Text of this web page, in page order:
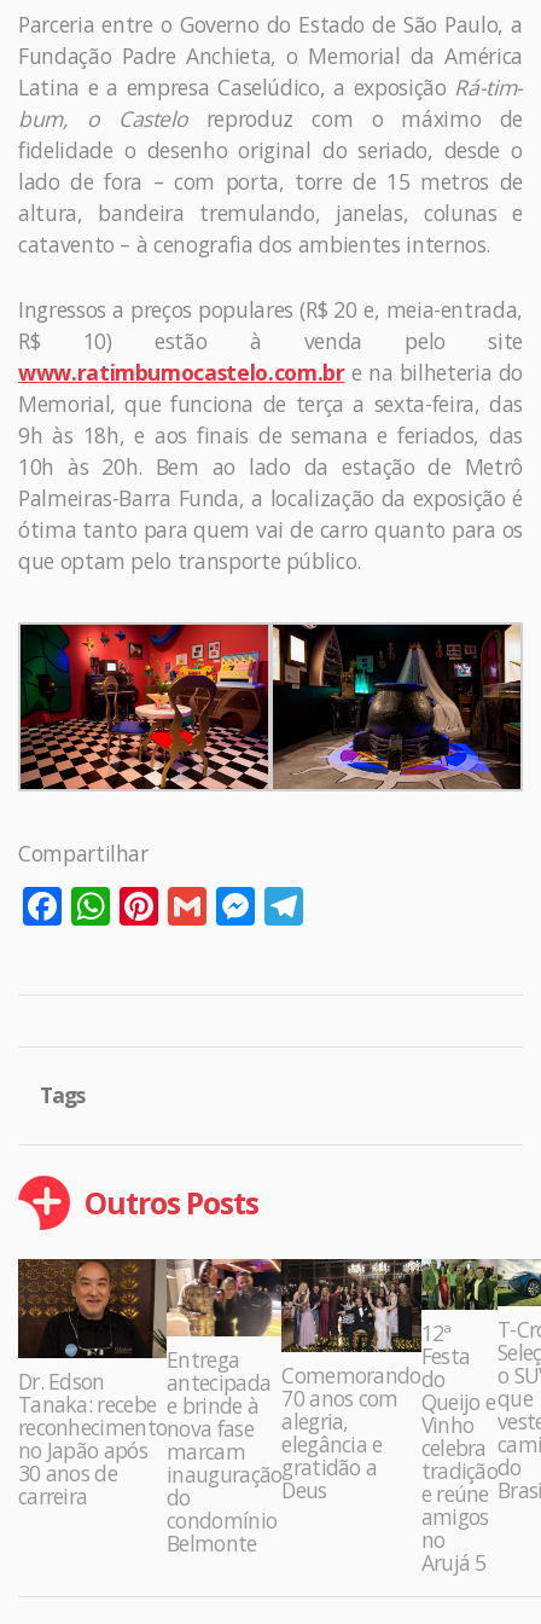
Parceria entre o Governo do Estado de São Paulo, a
Fundação Padre Anchieta, o Memorial da América
Latina e a empresa Caselúdico, a exposição Rá-tim-
bum, o Casteloreproduz com o máximo de
fidelidade o desenho original do seriado, desde o
lado de fora – com porta, torre de 15 metros de
altura, bandeira tremulando, janelas, colunas e
catavento – à cenografia dos ambientes internos.
Ingressos a preços populares (R$ 20 e, meia-entrada,
R$ 10) estão à venda pelo site
www.ratimbumocastelo.com.bre na bilheteria do
Memorial, que funciona de terça a sexta-feira, das
9h às 18h, e aos finais de semana e feriados, das
10h às 20h. Bem ao lado da estação de Metrô
Palmeiras-Barra Funda, a localização da exposição é
ótima tanto para quem vai de carro quanto para os
que optam pelo transporte público.
Compartilhar
Facebook
WhatsApp
Pinterest
GmailMessenger
Tags
Outros Posts
Dr. Edson
Tanaka: recebe
reconhecimento
no Japão após
30 anos de
carreira
Entrega
antecipada
e brinde à
nova fase
marcam
inauguração
do
condomínio
Belmonte
Comemorando
70 anos com
alegria,
elegância e
gratidão a
Deus
12ª
Festa
do
Queijo e
Vinho
celebra
tradição
e reúne
amigos
no
Arujá 5
T-
o
que
do